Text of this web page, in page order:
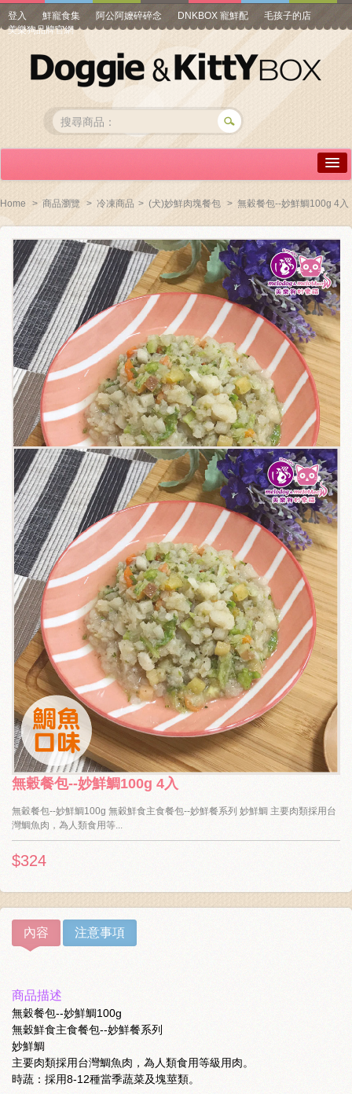
登入 鮮寵食集 阿公阿嬤碎碎念 DNKBOX 寵鮮配
毛孩子的店
美樂狗品牌官網
常見問答
商品瀏覽
線上訂購
帳號專區
關於我們
毛孩健康之道
Home > 商品瀏覽 > 冷凍商品 > (犬)妙鮮肉塊餐包 > 無穀餐包--妙鮮鯛100g 4入
無穀餐包--妙鮮鯛100g 4入
無穀餐包--妙鮮鯛100g 無穀鮮食主食餐包--妙鮮餐系列 妙鮮鯛 主要肉類採用台
灣鯛魚肉，為人類食用等...
$324
內容 注意事項
商品描述
無穀餐包--妙鮮鯛100g
無穀鮮食主食餐包--妙鮮餐系列
妙鮮鯛
主要肉類採用台灣鯛魚肉，為人類食用等級用肉。
時蔬：採用8-12種當季蔬菜及塊莖類。